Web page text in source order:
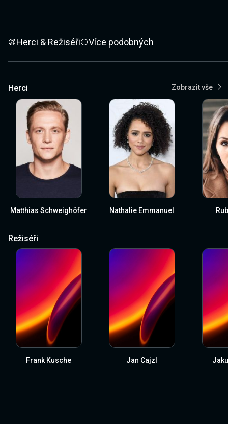
Herci & Režiséři Více podobných
Herci Zobrazit vše
Matthias Schweighöfer Nathalie Emmanuel
Režiséři
Frank Kusche Jan Cajzl